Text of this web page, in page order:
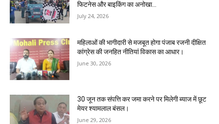
फिटनेस और बाइकिंग का अनोखा...
July 24, 2026
महिलाओं की भागीदारी से मजबूत होगा पंजाब रजनी दीक्षित
कांग्रेस की जनहित नीतियां विकास का आधार।
June 30, 2026
30 जून तक संपत्ति कर जमा करने पर मिलेगी ब्याज में छूट
मेयर श्यामलाल बंसल।
June 29, 2026